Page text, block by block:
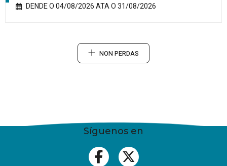
DENDE O 04/08/2026 ATA O 31/08/2026
NON PERDAS
Síguenos en